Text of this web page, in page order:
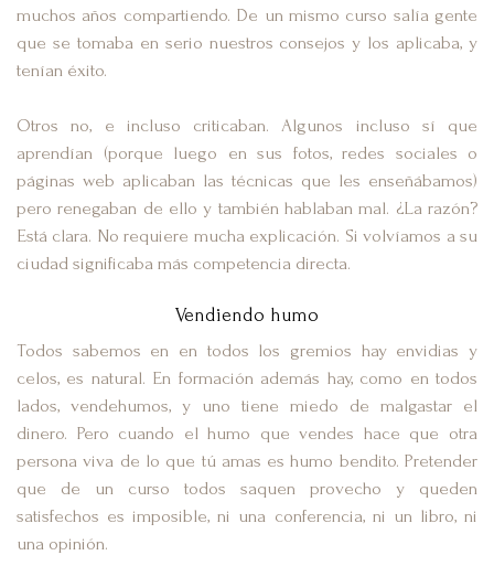
muchos años compartiendo. De un mismo curso salía gente
que se tomaba en serio nuestros consejos y los aplicaba, y
tenían éxito.
Otros no, e incluso criticaban. Algunos incluso sí que
aprendían (porque luego en sus fotos, redes sociales o
páginas web aplicaban las técnicas que les enseñábamos)
pero renegaban de ello y también hablaban mal. ¿La razón?
Está clara. No requiere mucha explicación. Si volvíamos a su
ciudad significaba más competencia directa.
Vendiendo humo
Todos sabemos en en todos los gremios hay envidias y
celos, es natural. En formación además hay, como en todos
lados, vendehumos, y uno tiene miedo de malgastar el
dinero. Pero cuando el humo que vendes hace que otra
persona viva de lo que tú amas es humo bendito. Pretender
que de un curso todos saquen provecho y queden
satisfechos es imposible, ni una conferencia, ni un libro, ni
una opinión.